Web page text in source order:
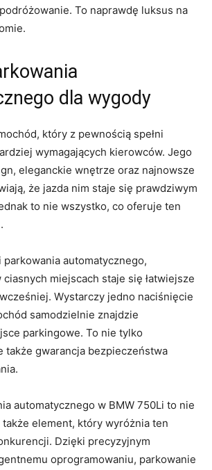
To⁣ naprawdę ⁤luksus na
​dla wygody
który‌ z pewnością ​spełni
wymagających kierowców. ⁤Jego
eleganckie wnętrze oraz najnowsze
że jazda ‍nim ‍staje się prawdziwym
to nie wszystko, co oferuje ten
⁢automatycznego,
miejscach ⁢staje się⁣ łatwiejsze
⁤Wystarczy ⁣jedno naciśnięcie
samodzielnie znajdzie
parkingowe. To nie tylko
​także gwarancja bezpieczeństwa
automatycznego​ w BMW 750Li to ‌nie
element, który wyróżnia⁤ ten
Dzięki precyzyjnym
oprogramowaniu, parkowanie​